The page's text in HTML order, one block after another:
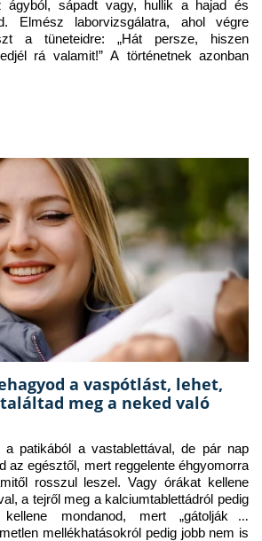
sápadt vagy, hullik a hajad és
Elmész laborvizsgálatra, ahol végre
a tüneteidre: „Hát persze, hiszen
rá valamit!” A történetnek azonban
a vaspótlást, lehet,
meg a neked való
a patikából a vastablettával, de pár nap
az egésztől, mert reggelente éhgyomorra
rosszul leszel. Vagy órákat kellene
a tejről meg a kalciumtablettádról pedig
mondanod, mert „gátolják a
mellékhatásokról pedig jobb nem is